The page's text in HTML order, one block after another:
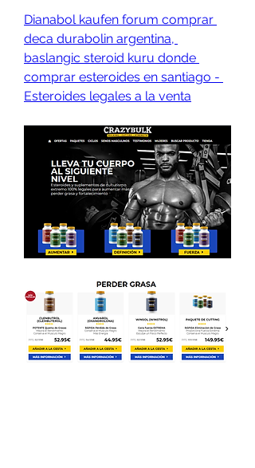
Dianabol kaufen forum comprar
deca durabolin argentina,
baslangic steroid kuru donde
comprar esteroides en santiago -
Esteroides legales a la venta